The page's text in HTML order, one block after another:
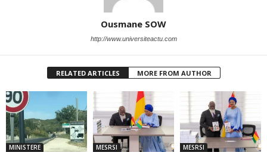
Ousmane SOW
http://www.universiteactu.com
RELATED ARTICLES MORE FROM AUTHOR
MINISTERE MESRSI MESRSI